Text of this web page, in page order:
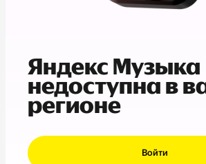
Яндекс Музыка
недоступна в
регионе
Войти